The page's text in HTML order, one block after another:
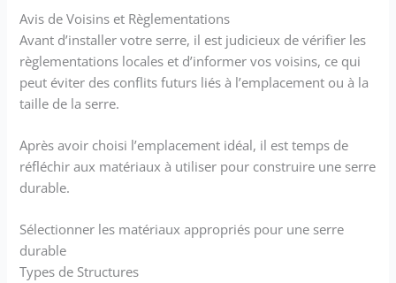
Avis de Voisins et Règlementations
Avant d’installer votre serre, il est judicieux de vérifier les
règlementations locales et d’informer vos voisins, ce qui
peut éviter des conflits futurs liés à l’emplacement ou à la
taille de la serre.
Après avoir choisi l’emplacement idéal, il est temps de
réfléchir aux matériaux à utiliser pour construire une serre
durable.
Sélectionner les matériaux appropriés pour une serre
durable
Types de Structures